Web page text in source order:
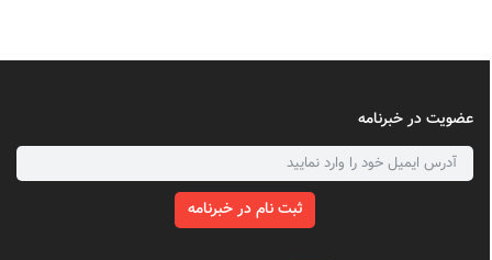
عضویت در خبرنامه
ثبت نام در خبرنامه